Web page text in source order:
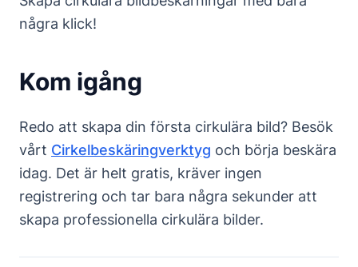
några klick!
Kom igång
Redo att skapa din första cirkulära bild? Besök
vårt Cirkelbeskäringverktyg och börja beskära
idag. Det är helt gratis, kräver ingen
registrering och tar bara några sekunder att
skapa professionella cirkulära bilder.